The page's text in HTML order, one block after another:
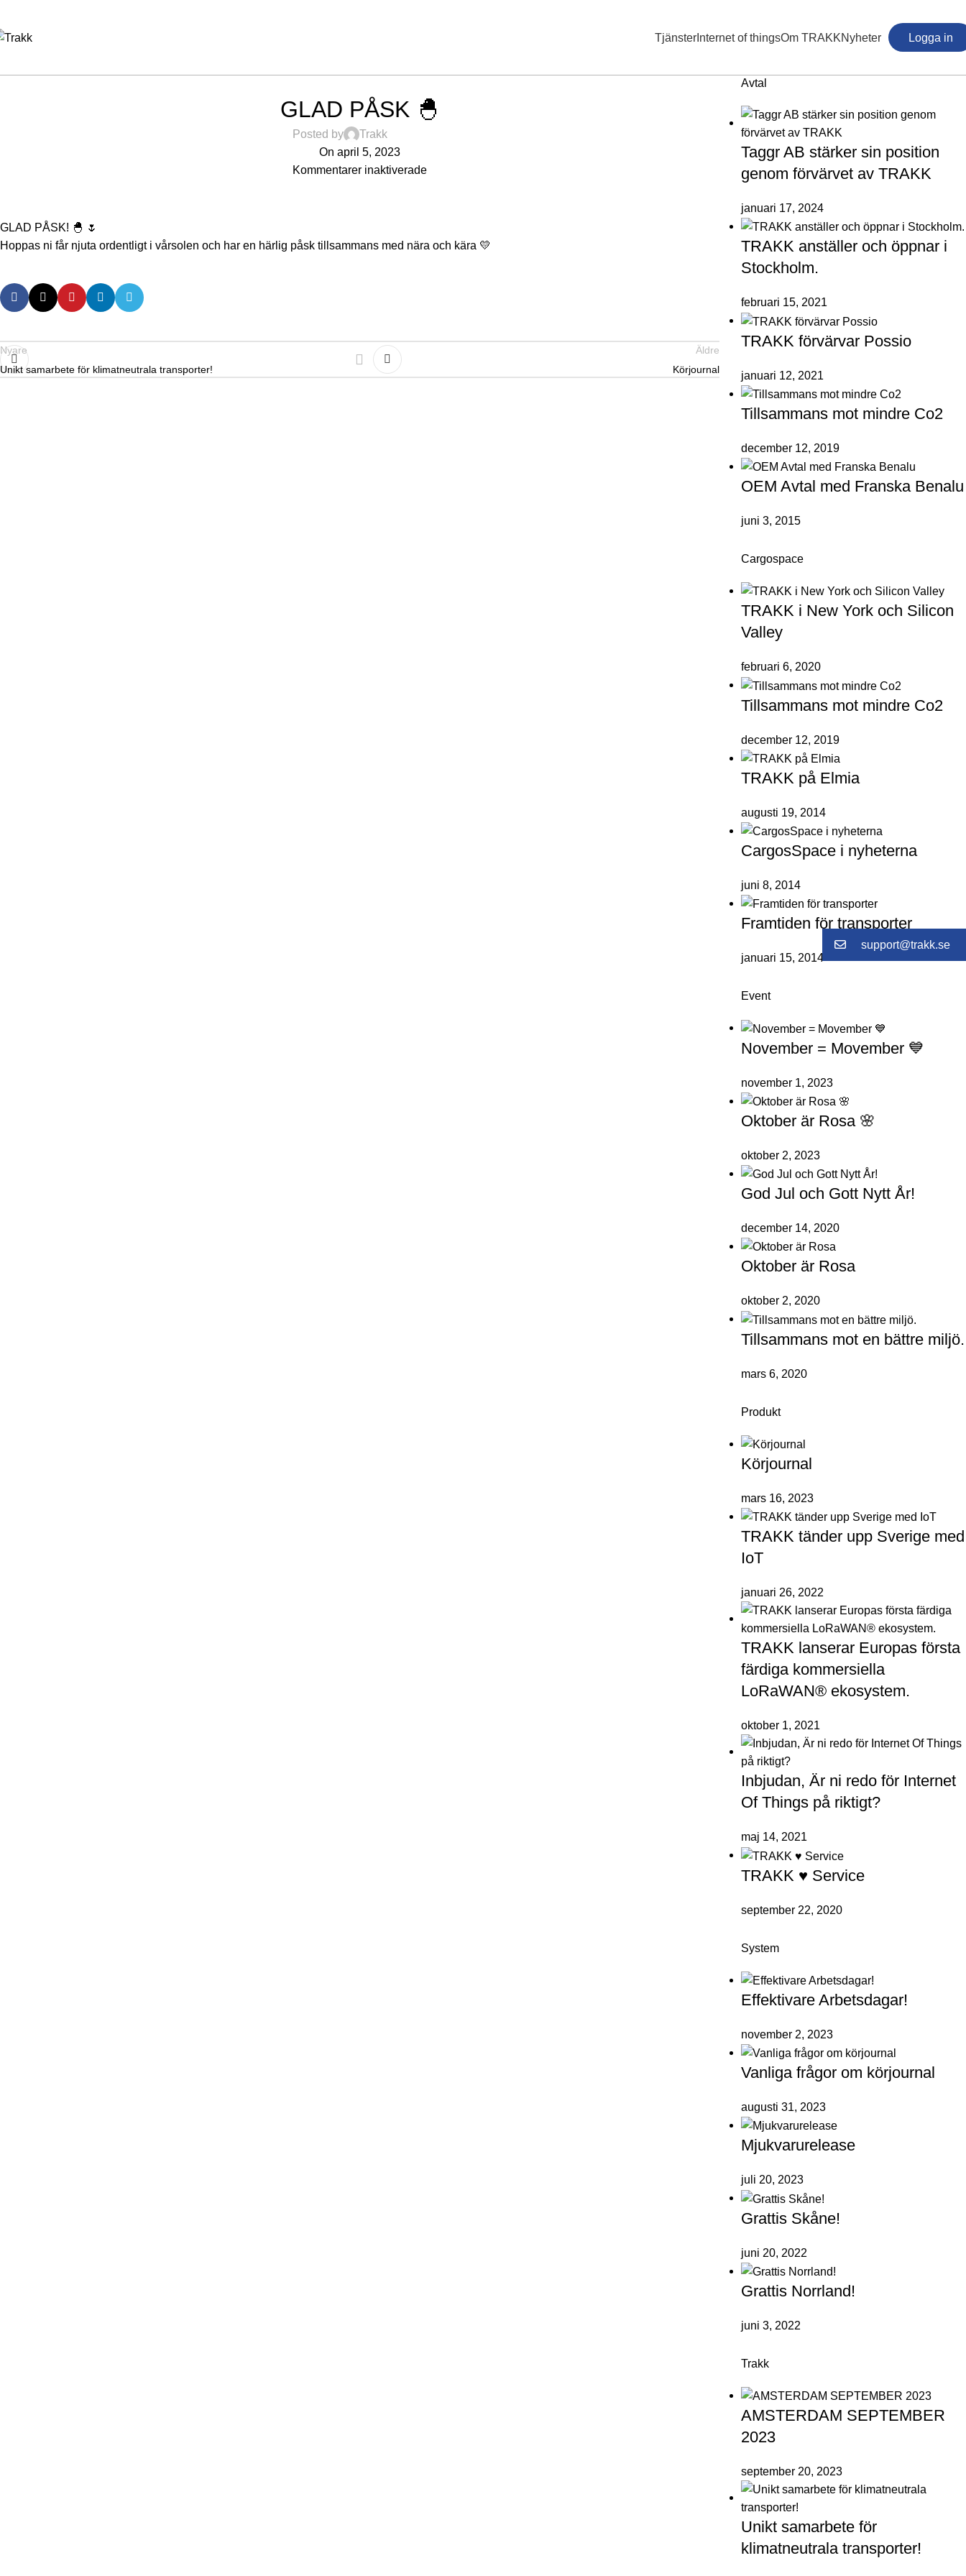
Tjänster Internet of thingsOm TRAKKNyheter Logga in
GLAD PÅSK 🐣
Posted by
Trakk
On april 5, 2023
Kommentarer inaktiverade
GLAD PÅSK! 🐣 🌷
Hoppas ni får njuta ordentligt i vårsolen och har en härlig påsk tillsammans med nära och kära 💛
Nyare
Unikt samarbete för klimatneutrala transporter!
Äldre
Körjournal
Avtal
Taggr AB stärker sin position
genom förvärvet av TRAKK
januari 17, 2024
TRAKK anställer och öppnar i
Stockholm.
februari 15, 2021
TRAKK förvärvar Possio
januari 12, 2021
Tillsammans mot mindre Co2
december 12, 2019
OEM Avtal med Franska Benalu
juni 3, 2015
Cargospace
TRAKK i New York och Silicon
Valley
februari 6, 2020
Tillsammans mot mindre Co2
december 12, 2019
TRAKK på Elmia
augusti 19, 2014
CargosSpace i nyheterna
juni 8, 2014
Framtiden för transporter
januari 15, 2014
Event
November = Movember 💙
november 1, 2023
Oktober är Rosa 🌸
oktober 2, 2023
God Jul och Gott Nytt År!
december 14, 2020
Oktober är Rosa
oktober 2, 2020
Tillsammans mot en bättre miljö.
mars 6, 2020
Produkt
Körjournal
mars 16, 2023
TRAKK tänder upp Sverige med
IoT
januari 26, 2022
TRAKK lanserar Europas första
färdiga kommersiella
LoRaWAN® ekosystem.
oktober 1, 2021
Inbjudan, Är ni redo för Internet
Of Things på riktigt?
maj 14, 2021
TRAKK ♥ Service
september 22, 2020
System
Effektivare Arbetsdagar!
november 2, 2023
Vanliga frågor om körjournal
augusti 31, 2023
Mjukvarurelease
juli 20, 2023
Grattis Skåne!
juni 20, 2022
Grattis Norrland!
juni 3, 2022
Trakk
AMSTERDAM SEPTEMBER
2023
september 20, 2023
Unikt samarbete för
klimatneutrala transporter!
support@trakk.se